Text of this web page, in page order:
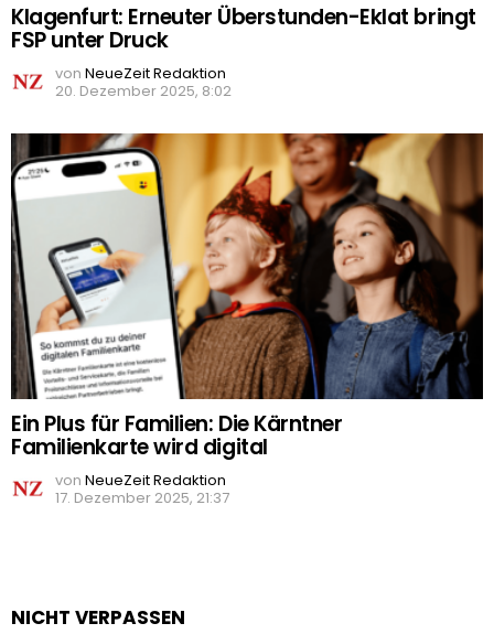
Klagenfurt: Erneuter Überstunden-Eklat bringt
FSP unter Druck
von NeueZeit Redaktion
20. Dezember 2025, 8:02
Ein Plus für Familien: Die Kärntner
Familienkarte wird digital
von NeueZeit Redaktion
17. Dezember 2025, 21:37
NICHT VERPASSEN